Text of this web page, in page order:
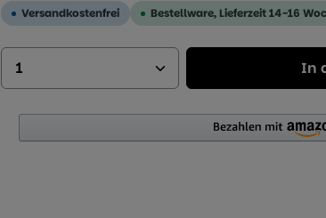
Versandkostenfrei Bestellware, Lieferzeit 14-16
Produkt Anzahl: Geben Sie In